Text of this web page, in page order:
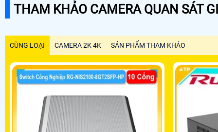
THAM KHẢO CAMERA QUAN SÁT
CÙNG LOẠI CAMERA 2K 4K SẢN PHẨM THAM KHẢO